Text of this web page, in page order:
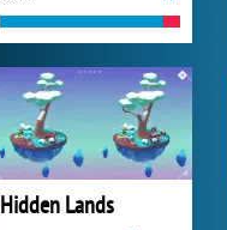
Hidden Lands